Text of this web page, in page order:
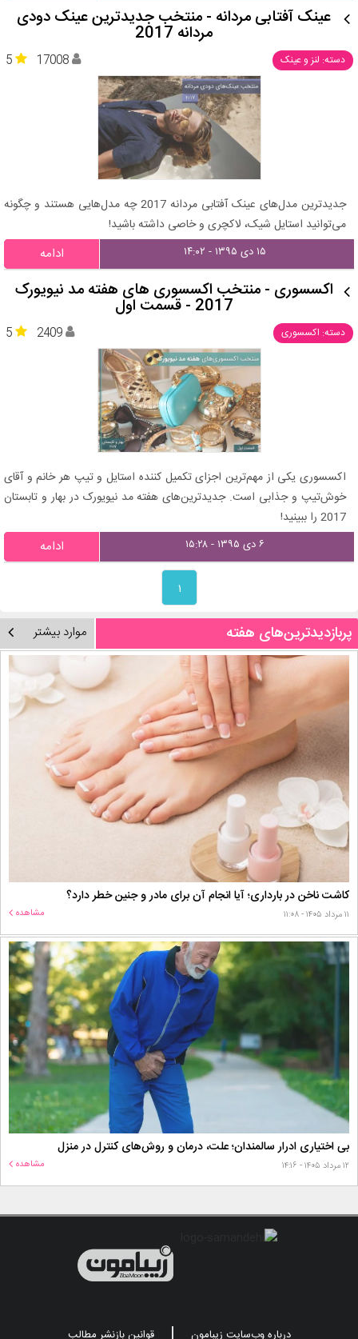
عینک آفتابی مردانه - منتخب جدیدترین عینک دودی
مردانه 2017
دسته: لنز و عینک 5 17008
جدیدترین مدل‌های عینک آفتابی مردانه 2017 چه مدل‌هایی هستند و چگونه
می‌توانید استایل شیک، لاکچری و خاصی داشته باشید!
۱۵ دی ۱۳۹۵ - ۱۴:۰۲ ادامه
اکسسوری - منتخب اکسسوری های هفته مد نیویورک
2017 - قسمت اول
دسته: اکسسوری 5 2409
اکسسوری یکی از مهم‌ترین اجزای تکمیل کننده استایل و تیپ هر خانم و آقای
خوش‌تیپ و جذابی است. جدیدترین‌های هفته مد نیویورک در بهار و تابستان
2017 را ببینید!
۶ دی ۱۳۹۵ - ۱۵:۲۸ ادامه
۱
پربازدیدترین‌های هفته موارد بیشتر
کاشت ناخن در بارداری؛ آیا انجام آن برای مادر و جنین خطر دارد؟
۱۱ مرداد ۱۴۰۵ - ۱۱:۰۸ مشاهده
بی اختیاری ادرار سالمندان؛ علت، درمان و روش‌های کنترل در منزل
۱۲ مرداد ۱۴۰۵ - ۱۴:۱۶ مشاهده
درباره وب‌سایت زیبامون قوانین بازنشر مطالب